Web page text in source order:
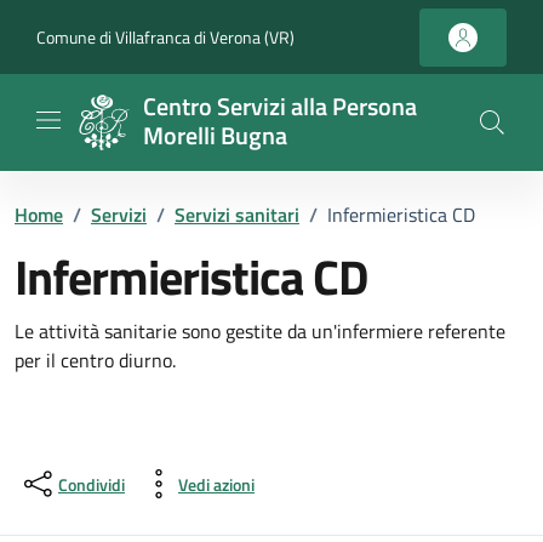
Comune di Villafranca di Verona (VR)
Centro Servizi alla Persona
Morelli Bugna
Home / Servizi / Servizi sanitari / Infermieristica CD
Infermieristica CD
Dettagli del servizio
Le attività sanitarie sono gestite da un'infermiere referente
per il centro diurno.
Condividi Vedi azioni